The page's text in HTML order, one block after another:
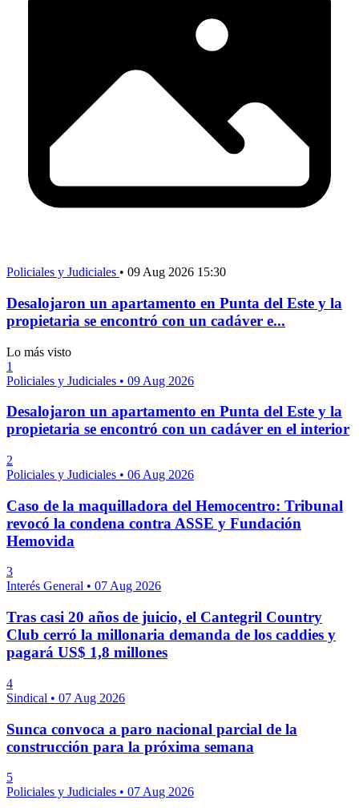
Policiales y Judiciales • 09 Aug 2026 15:30
Desalojaron un apartamento en Punta del Este y la
propietaria se encontró con un cadáver e...
Lo más visto
1
Policiales y Judiciales • 09 Aug 2026
Desalojaron un apartamento en Punta del Este y la
propietaria se encontró con un cadáver en el interior
2
Policiales y Judiciales • 06 Aug 2026
Caso de la maquilladora del Hemocentro: Tribunal
revocó la condena contra ASSE y Fundación
Hemovida
3
Interés General • 07 Aug 2026
Tras casi 20 años de juicio, el Cantegril Country
Club cerró la millonaria demanda de los caddies y
pagará US$ 1,8 millones
4
Sindical • 07 Aug 2026
Sunca convoca a paro nacional parcial de la
construcción para la próxima semana
5
Policiales y Judiciales • 07 Aug 2026